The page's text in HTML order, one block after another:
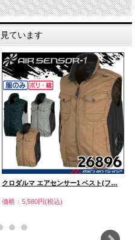
ています
クロダルマ エアセンサー1 ベスト(フ…
価格：5,580円(税込)